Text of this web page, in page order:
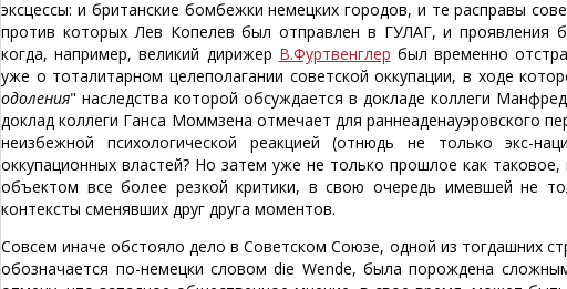
эксцессы: и британские бомбежки немецких городов, и те расправы
против которых Лев Копелев был отправлен в ГУЛАГ, и проявления
когда, например, великий дирижер В.Фуртвенглер был временно
уже о тоталитарном целеполагании советской оккупации, в ходе
одоления" наследства которой обсуждается в докладе коллеги
доклад коллеги Ганса Моммзена отмечает для раннеаденауэровского
неизбежной психологической реакцией (отнюдь не только экс-
оккупационных властей? Но затем уже не только прошлое как
объектом все более резкой критики, в свою очередь имевшей не
контексты сменявших друг друга моментов.
Совсем иначе обстояло дело в Советском Союзе, одной из тогдашних
обозначается по-немецки словом die Wende, была порождена